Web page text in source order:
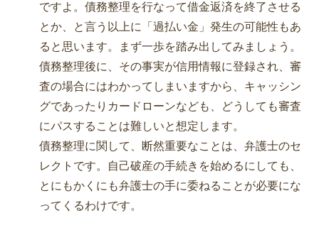
ですよ。債務整理を行なって借金返済を終了させる
とか、と言う以上に「過払い金」発生の可能性もあ
ると思います。まず一歩を踏み出してみましょう。
債務整理後に、その事実が信用情報に登録され、審
査の場合にはわかってしまいますから、キャッシン
グであったりカードローンなども、どうしても審査
にパスすることは難しいと想定します。
債務整理に関して、断然重要なことは、弁護士のセ
レクトです。自己破産の手続きを始めるにしても、
とにもかくにも弁護士の手に委ねることが必要にな
ってくるわけです。